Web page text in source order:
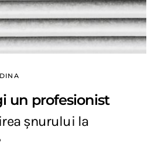
un profesionist
șnurului la